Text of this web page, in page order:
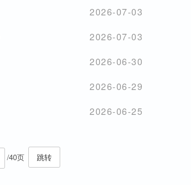
2026-07-03
2026-07-03
2026-06-30
2026-06-29
2026-06-25
/40页 跳转